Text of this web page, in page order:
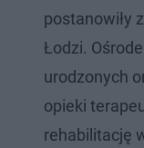
postanowiły
Łodzi.
urodzonych
opieki
rehabilitację